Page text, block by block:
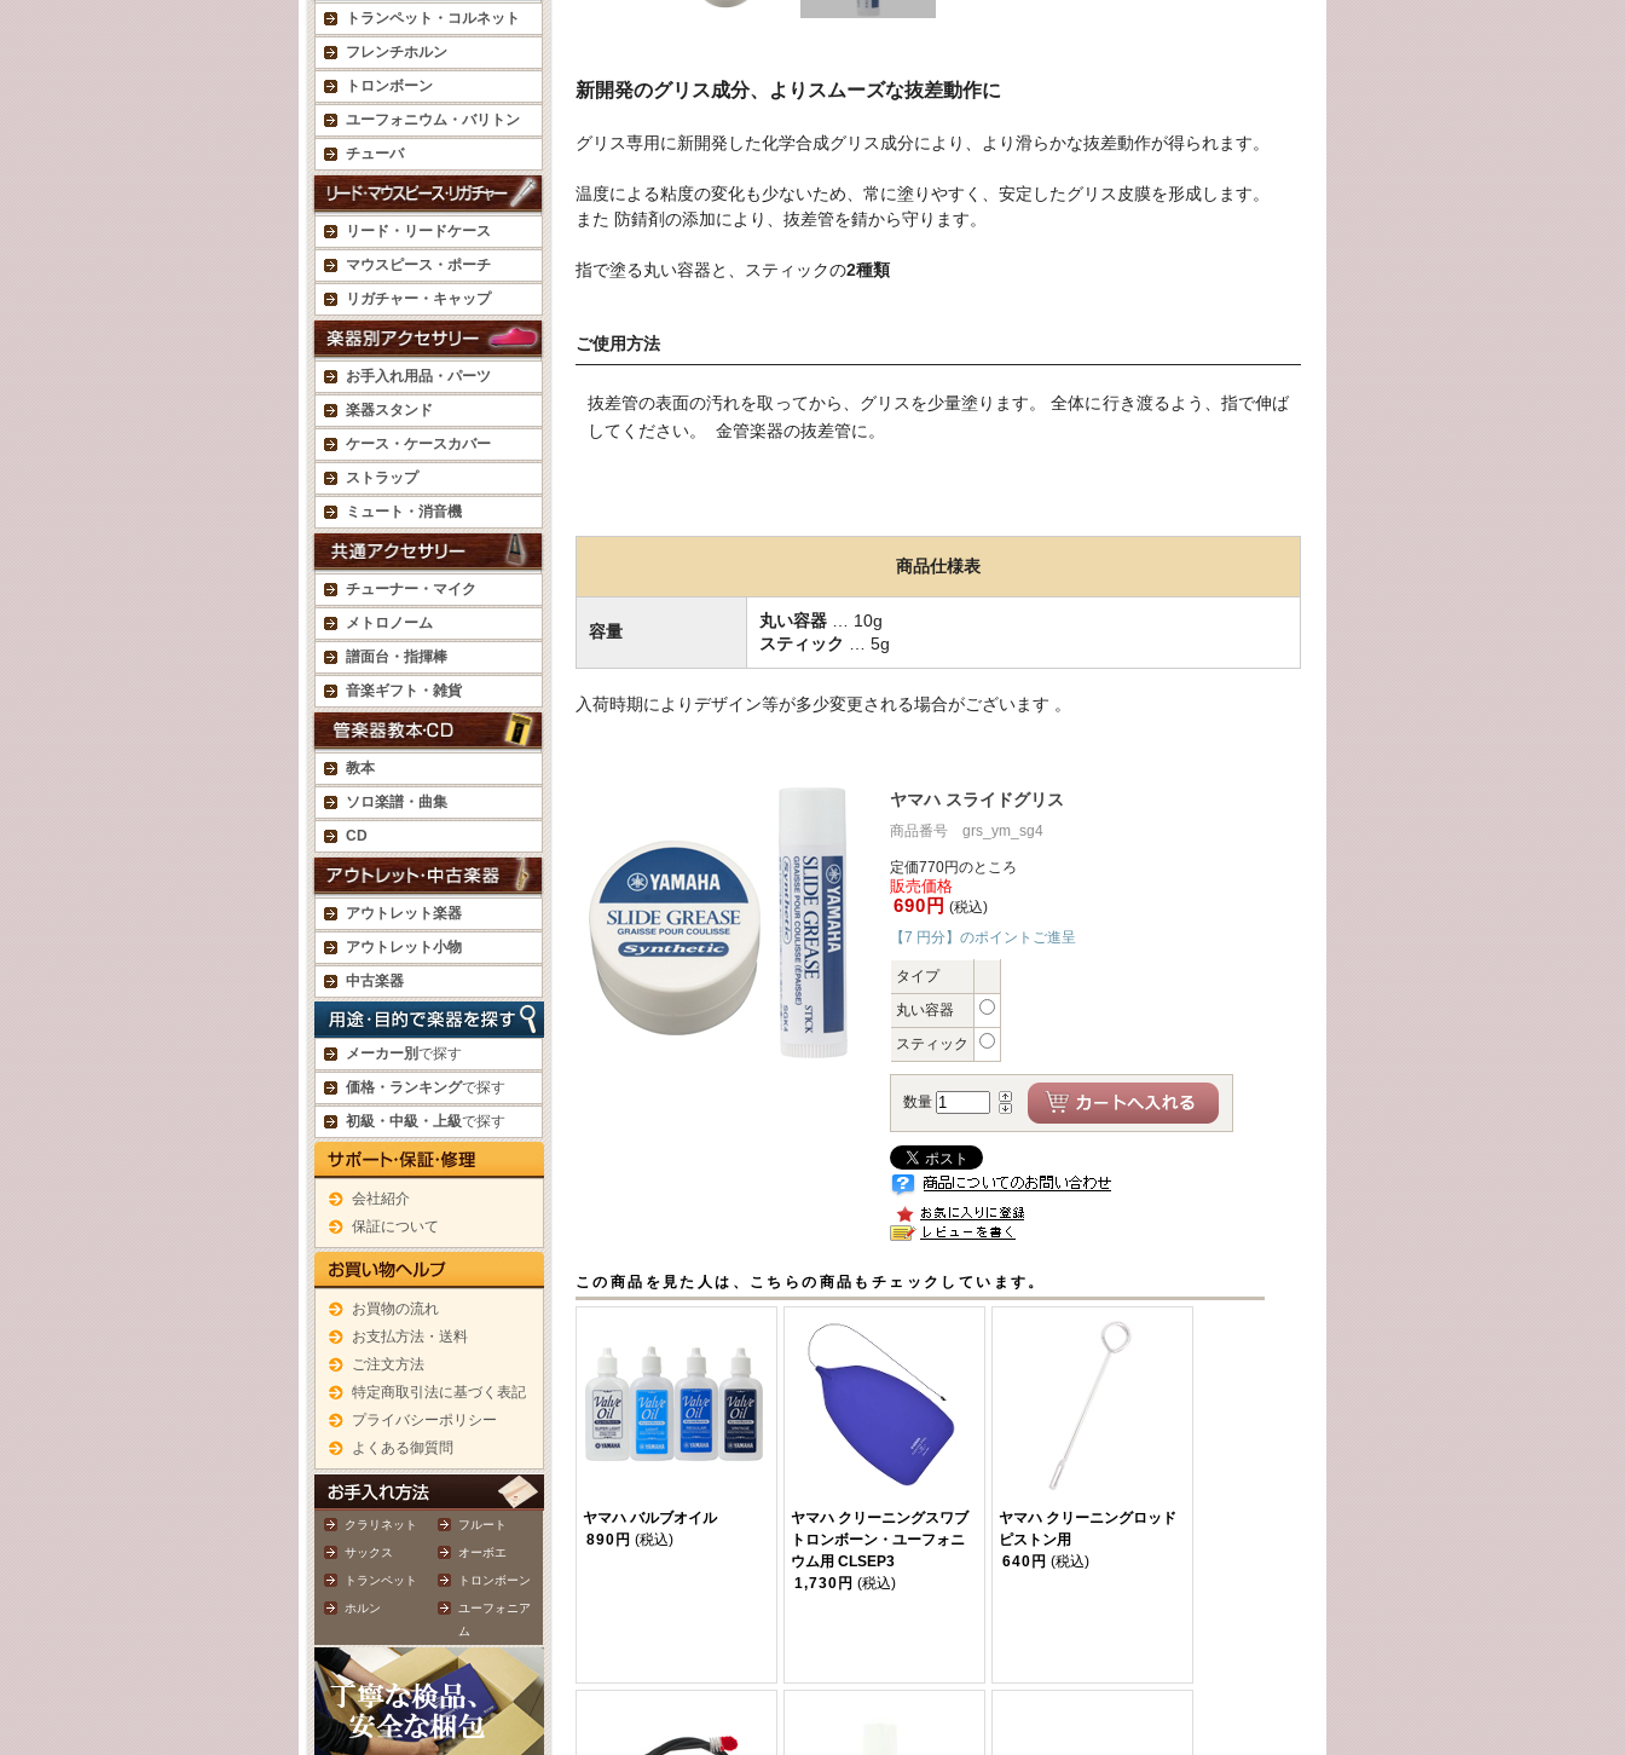
トランペット・コルネット
フレンチホルン
トロンボーン
ユーフォニウム・バリトン
チューバ
リード・リードケース
マウスピース・ポーチ
リガチャー・キャップ
お手入れ用品・パーツ
楽器スタンド
ケース・ケースカバー
ストラップ
ミュート・消音機
チューナー・マイク
メトロノーム
譜面台・指揮棒
音楽ギフト・雑貨
教本
ソロ楽譜・曲集
CD
アウトレット楽器
アウトレット小物
中古楽器
メーカー別で探す
価格・ランキングで探す
初級・中級・上級で探す
会社紹介
保証について
お買物の流れ
お支払方法・送料
ご注文方法
特定商取引法に基づく表記
プライバシーポリシー
よくある御質問
クラリネット フルート
サックス オーボエ
トランペット トロンボーン
ホルン
ユーフォニア
ム
新開発のグリス成分、よりスムーズな抜差動作に
グリス専用に新開発した化学合成グリス成分により、より滑らかな抜差動作が得られます。
温度による粘度の変化も少ないため、常に塗りやすく、安定したグリス皮膜を形成します。
また 防錆剤の添加により、抜差管を錆から守ります。
指で塗る丸い容器と、スティックの2種類
ご使用方法
抜差管の表面の汚れを取ってから、グリスを少量塗ります。 全体に行き渡るよう、指で伸ば
してください。 金管楽器の抜差管に。
商品仕様表
容量
丸い容器 … 10g
スティック
… 5g
入荷時期によりデザイン等が多少変更される場合がございます 。
ヤマハ スライドグリス
商品番号 grs_ym_sg4
定価770円のところ
販売価格
690円 (税込)
【7 円分】のポイントご進呈
タイプ
丸い容器
スティック
数量
この商品を見た人は、こちらの商品もチェックしています。
ヤマハ バルブオイル
890円 (税込)
ヤマハ クリーニングスワブ
トロンボーン・ユーフォニ
ウム用 CLSEP3
1,730円 (税込)
ヤマハ クリーニングロッド
ピストン用
640円 (税込)